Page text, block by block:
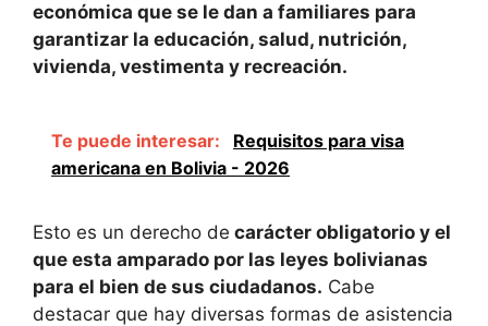
económica que se le dan a familiares para
garantizar la educación, salud, nutrición,
vivienda, vestimenta y recreación.
Te puede interesar:
Requisitos para visa
americana en Bolivia - 2026
Esto es un derecho de carácter obligatorio y el
que esta amparado por las leyes bolivianas
para el bien de sus ciudadanos. Cabe
destacar que hay diversas formas de asistencia